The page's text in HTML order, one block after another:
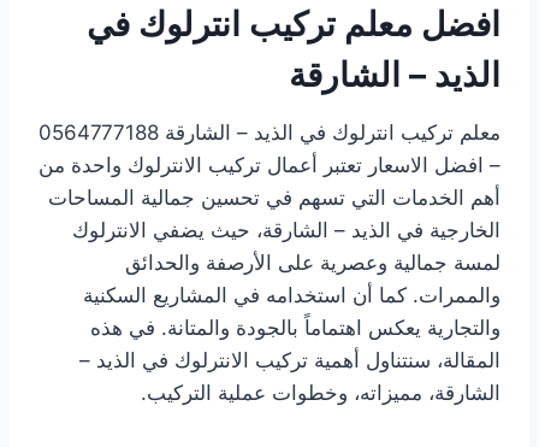
افضل معلم تركيب انترلوك في
الذيد – الشارقة
معلم تركيب انترلوك في الذيد – الشارقة 0564777188
– افضل الاسعار تعتبر أعمال تركيب الانترلوك واحدة من
أهم الخدمات التي تسهم في تحسين جمالية المساحات
الخارجية في الذيد – الشارقة، حيث يضفي الانترلوك
لمسة جمالية وعصرية على الأرصفة والحدائق
والممرات. كما أن استخدامه في المشاريع السكنية
والتجارية يعكس اهتماماً بالجودة والمتانة. في هذه
المقالة، سنتناول أهمية تركيب الانترلوك في الذيد –
الشارقة، مميزاته، وخطوات عملية التركيب.